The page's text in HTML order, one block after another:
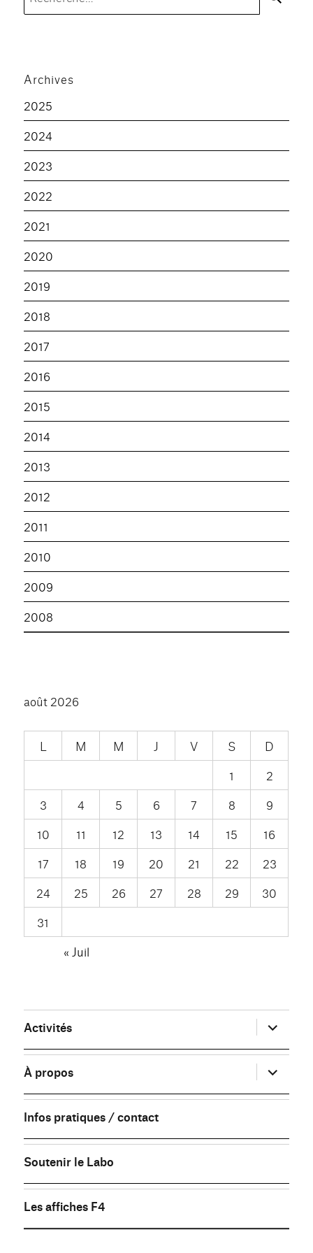
Archives
2025
2024
2023
2022
2021
2020
2019
2018
2017
2016
2015
2014
2013
2012
2011
2010
2009
2008
août 2026
L M M J V S
D
1
2
3
4 5 6 7 8
9
10
11 12 13 14 15
16
17
18 19 20 21 22
23
24
25 26 27 28 29
30
31
« Juil
Activités ouvrir
le
sous-
menu
À propos
ouvrir
le
sous-
menu
Infos pratiques / contact
Soutenir le Labo
Les affiches F4